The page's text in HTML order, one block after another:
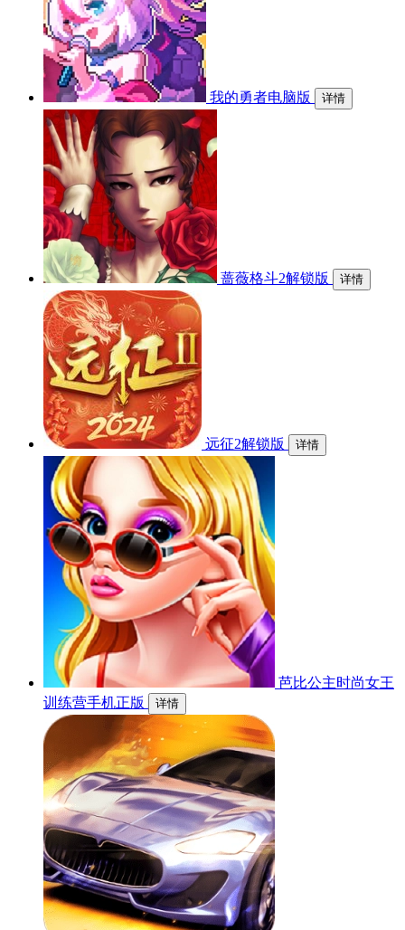
我的勇者电脑版 详情
蔷薇格斗2解锁版 详情
远征2解锁版 详情
芭比公主时尚女王
训练营手机正版
详情